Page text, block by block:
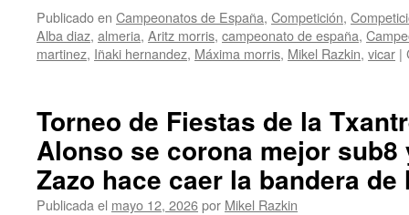
Publicado en Campeonatos de España, Competición,
Alba diaz, almeria, Aritz morris, campeonato de españa,
martinez, Iñaki hernandez, Máxima morris, Mikel Razkin, vicar |
Torneo de Fiestas de la
Alonso se corona mejor sub8
Zazo hace caer la bandera de
Publicada el mayo 12, 2026por Mikel Razkin